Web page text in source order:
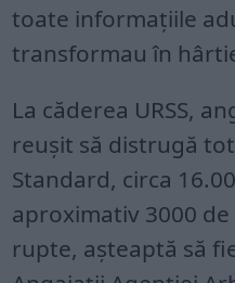
toate informațiile
transformau în
La căderea URSS,
reușit să distrugă
Standard, circa
aproximativ 3000
rupte, așteaptă să